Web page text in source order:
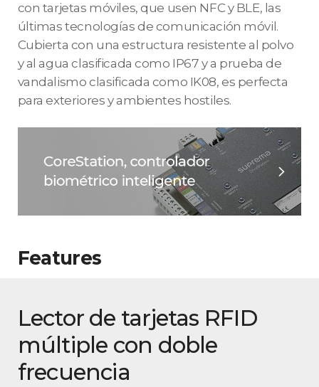
con tarjetas móviles, que usen NFC y BLE, las
últimas tecnologías de comunicación móvil.
Cubierta con una estructura resistente al polvo
y al agua clasificada como IP67 y a prueba de
vandalismo clasificada como IK08, es perfecta
para exteriores y ambientes hostiles.
Features
Lector de tarjetas RFID
múltiple con doble
frecuencia